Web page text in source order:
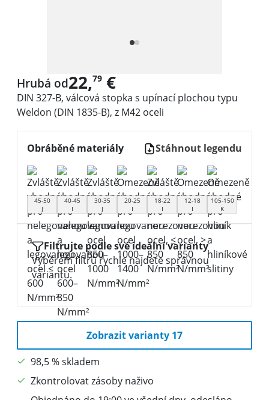
Hrubá od22,79 €
DIN 327-B, válcová stopka s upínací plochou typu
Weldon (DIN 1835-B), z M42 oceli
Obráběné materiály Stáhnout legendu
45-50
J
40-45
I
30-35
J
20-25
I
18-22
I
12-18
I
105-150
K
Filtrujte podle své ideální varianty
Výběrem filtrů rychle najdete správnou
variantu.
Zobrazit varianty 17
98,5 % skladem
Zkontrolovat zásoby naživo